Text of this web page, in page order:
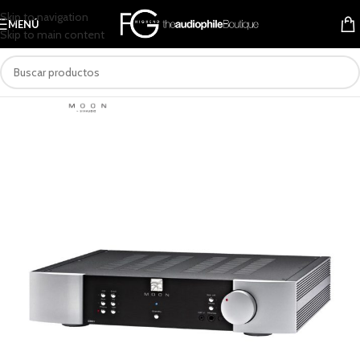
Skip to navigation
Skip to main content
MENÚ